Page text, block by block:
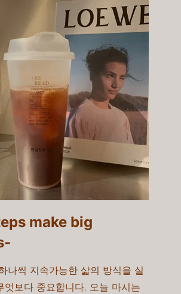
make big
나씩 지속가능한 삷의 방식을 실
엇보다 중요합니다. 오늘 마시는